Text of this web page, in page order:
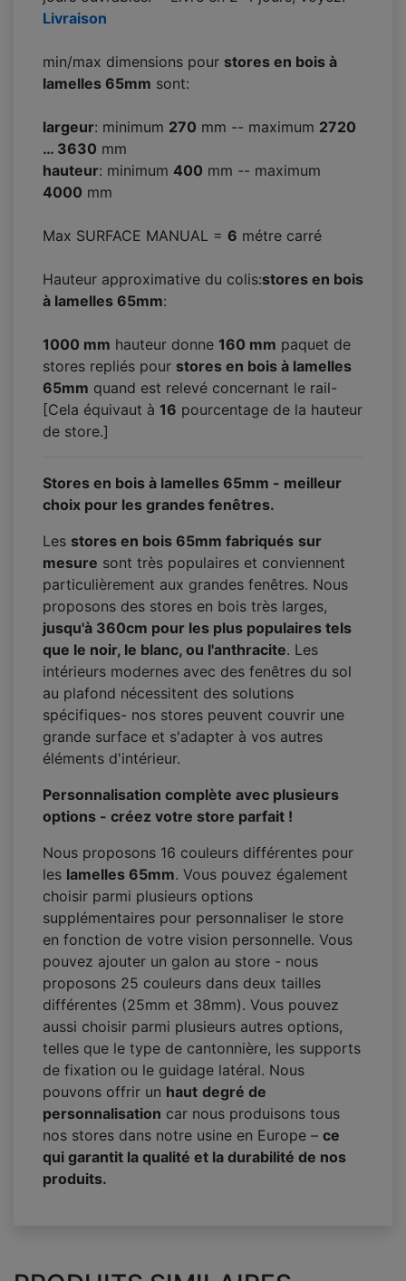
Livraison
min/max dimensions pour stores en bois à
lamelles 65mm sont:
largeur: minimum 270 mm -- maximum 2720
… 3630 mm
hauteur: minimum 400 mm -- maximum
4000 mm
Max SURFACE MANUAL = 6 métre carré
Hauteur approximative du colis:stores en bois
à lamelles 65mm:
1000 mm hauteur donne 160 mm paquet de
stores repliés pour stores en bois à lamelles
65mm quand est relevé concernant le rail-
[Cela équivaut à 16 pourcentage de la hauteur
de store.]
Stores en bois à lamelles 65mm - meilleur
choix pour les grandes fenêtres.
Les stores en bois 65mm fabriqués sur
mesure sont très populaires et conviennent
particulièrement aux grandes fenêtres. Nous
proposons des stores en bois très larges,
jusqu'à 360cm pour les plus populaires tels
que le noir, le blanc, ou l'anthracite. Les
intérieurs modernes avec des fenêtres du sol
au plafond nécessitent des solutions
spécifiques- nos stores peuvent couvrir une
grande surface et s'adapter à vos autres
éléments d'intérieur.
Personnalisation complète avec plusieurs
options - créez votre store parfait !
Nous proposons 16 couleurs différentes pour
les lamelles 65mm. Vous pouvez également
choisir parmi plusieurs options
supplémentaires pour personnaliser le store
en fonction de votre vision personnelle. Vous
pouvez ajouter un galon au store - nous
proposons 25 couleurs dans deux tailles
différentes (25mm et 38mm). Vous pouvez
aussi choisir parmi plusieurs autres options,
telles que le type de cantonnière, les supports
de fixation ou le guidage latéral. Nous
pouvons offrir un haut degré de
personnalisation car nous produisons tous
nos stores dans notre usine en Europe – ce
qui garantit la qualité et la durabilité de nos
produits.